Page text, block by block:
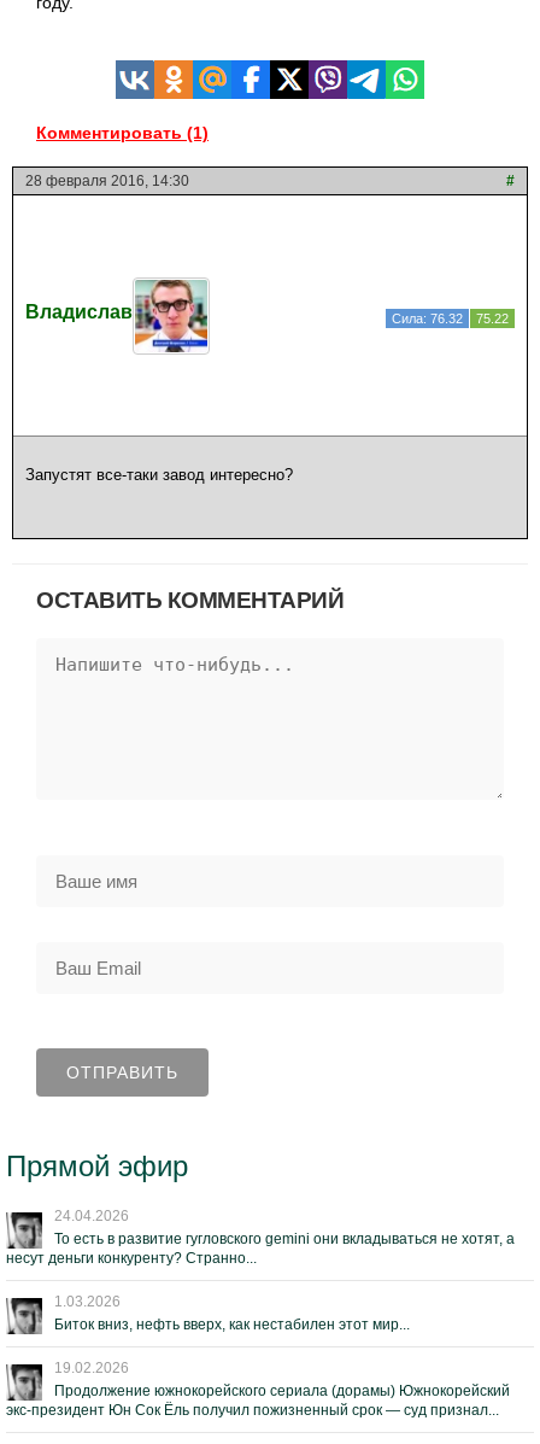
Комментировать (1)
28 февраля 2016, 14:30 #
Владислав Сила: 76.32 75.22
Запустят все-таки завод интересно?
ОСТАВИТЬ КОММЕНТАРИЙ
Прямой эфир
24.04.2026
То есть в развитие гугловского gemini они вкладываться не хотят, а
несут деньги конкуренту? Странно...
1.03.2026
Биток вниз, нефть вверх, как нестабилен этот мир...
19.02.2026
Продолжение южнокорейского сериала (дорамы) Южнокорейский
экс-президент Юн Сок Ёль получил пожизненный срок — суд признал...